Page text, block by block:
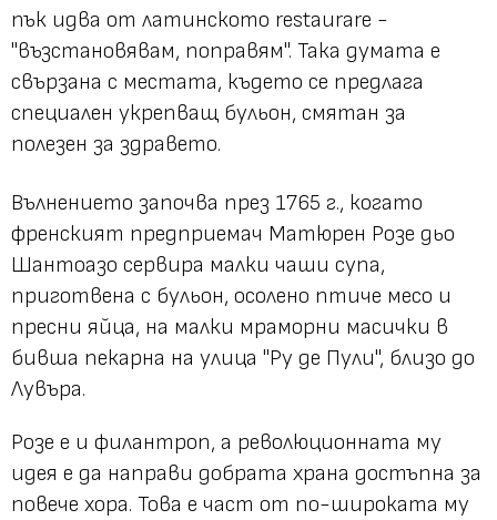
пък идва от латинското restaurare -
"възстановявам, поправям". Така думата е
свързана с местата, където се предлага
специален укрепващ бульон, смятан за
полезен за здравето.
Вълнението започва през 1765 г., когато
френският предприемач Матюрен Розе дьо
Шантоазо сервира малки чаши супа,
приготвена с бульон, осолено птиче месо и
пресни яйца, на малки мраморни масички в
бивша пекарна на улица "Ру де Пули", близо до
Лувъра.
Розе е и филантроп, а революционната му
идея е да направи добрата храна достъпна за
повече хора. Това е част от по-широката му